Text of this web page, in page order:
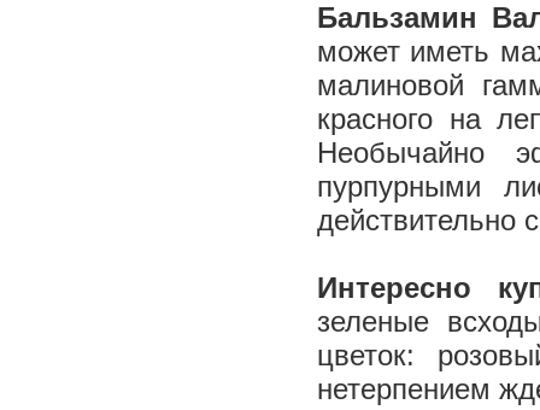
Бальзамин
может иметь
малиновой
красного на
Необычайно
пурпурными
действительно
Интересно
зеленые
цветок:
нетерпением